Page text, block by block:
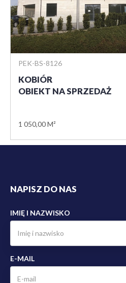
PEK-BS-8126
KOBIÓR
OBIEKT NA SPRZEDAŻ
1 050,00 M²
NAPISZ DO NAS
IMIĘ I NAZWISKO
E-MAIL